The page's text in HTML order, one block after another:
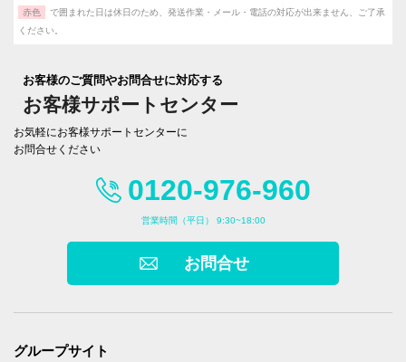
赤色
で囲まれた日は休日のため、発送作業・メール・電話の対応が出来ません、ご了承
ください。
お客様のご質問やお問合せに対応する
お客様サポートセンター
お気軽にお客様サポートセンターに
お問合せください
0120-976-960
営業時間（平日） 9:30~18:00
お問合せ
グループサイト